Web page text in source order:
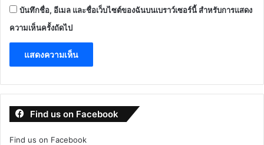
บันทึกชื่อ, อีเมล และชื่อเว็บไซต์ของฉันบนเบราว์เซอร์นี้ สำหรับการแสดง
ความเห็นครั้งถัดไป
Find us on Facebook
Find us on Facebook